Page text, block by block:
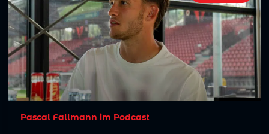
Pascal Fallmann im Podcast